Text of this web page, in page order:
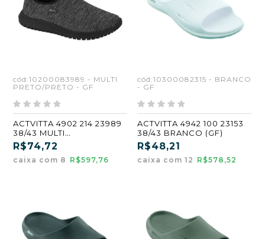
cód:10200083989 - MULTI
PRETO/PRETO - GF
ACTVITTA 4902 214 23989
38/43 MULTI
PRETO/PRETO (CX8) (GF)
R$74,72
caixa com 8 R$597,76
cód:10300082315 - BRANCO
- GF
ACTVITTA 4942 100 23153
38/43 BRANCO (GF)
R$48,21
caixa com 12 R$578,52